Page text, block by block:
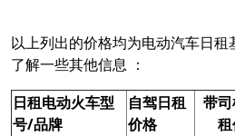
以上列出的价格均为电动汽车日
了解一些其他信息 ：
日租电动火车型
号/品牌
自驾日租
价格
带